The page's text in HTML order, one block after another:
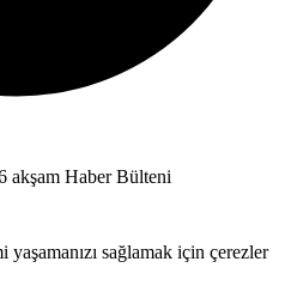
akşam Haber Bülteni
sağlamak için çerezler